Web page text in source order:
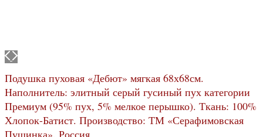
Подушка пуховая «Дебют» мягкая 68х68см.
Наполнитель: элитный серый гусиный пух категории
Премиум (95% пух, 5% мелкое перышко). Ткань: 100%
Хлопок-Батист. Производство: ТМ «Серафимовская
Пушинка», Россия